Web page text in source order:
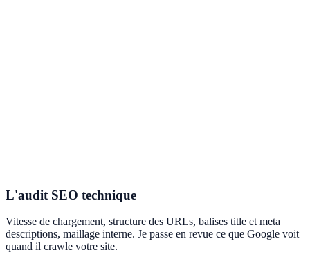
L'audit SEO technique
Vitesse de chargement, structure des URLs, balises title et meta
descriptions, maillage interne. Je passe en revue ce que Google voit
quand il crawle votre site.